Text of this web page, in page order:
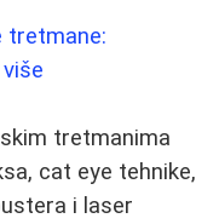
tretmane:
tretmanima
cat eye tehnike,
i laser